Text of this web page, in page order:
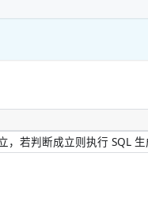
，若判断成立则执行 SQL